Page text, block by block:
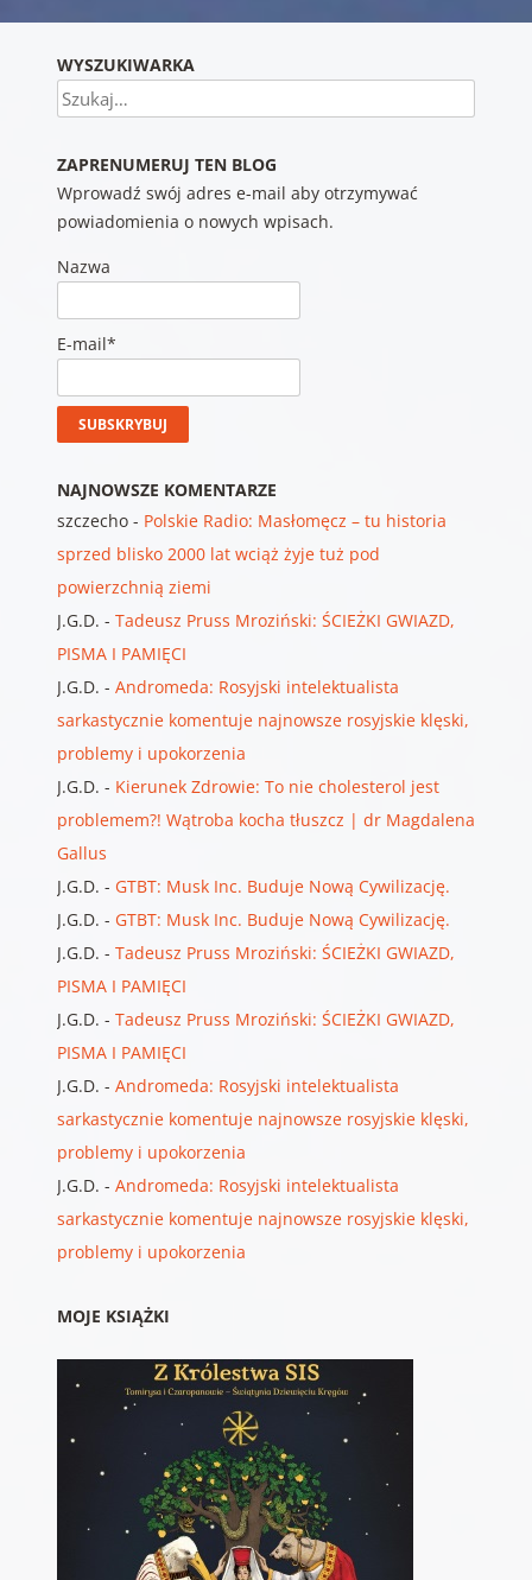
WYSZUKIWARKA
Szukaj
ZAPRENUMERUJ TEN BLOG
Wprowadź swój adres e-mail aby otrzymywać
powiadomienia o nowych wpisach.
Nazwa
E-mail*
NAJNOWSZE KOMENTARZE
szczecho- Polskie Radio: Masłomęcz – tu historia
sprzed blisko 2000 lat wciąż żyje tuż pod
powierzchnią ziemi
J.G.D. - Tadeusz Pruss Mroziński: ŚCIEŻKI GWIAZD,
PISMA I PAMIĘCI
J.G.D. - Andromeda: Rosyjski intelektualista
sarkastycznie komentuje najnowsze rosyjskie klęski,
problemy i upokorzenia
J.G.D. - Kierunek Zdrowie: To nie cholesterol jest
problemem?! Wątroba kocha tłuszcz | dr Magdalena
Gallus
J.G.D. - GTBT: Musk Inc. Buduje Nową Cywilizację.
J.G.D. - GTBT: Musk Inc. Buduje Nową Cywilizację.
J.G.D. - Tadeusz Pruss Mroziński: ŚCIEŻKI GWIAZD,
PISMA I PAMIĘCI
J.G.D. - Tadeusz Pruss Mroziński: ŚCIEŻKI GWIAZD,
PISMA I PAMIĘCI
J.G.D. - Andromeda: Rosyjski intelektualista
sarkastycznie komentuje najnowsze rosyjskie klęski,
problemy i upokorzenia
J.G.D. - Andromeda: Rosyjski intelektualista
sarkastycznie komentuje najnowsze rosyjskie klęski,
problemy i upokorzenia
MOJE KSIĄŻKI